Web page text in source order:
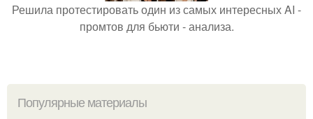
Решила протестировать один из самых интересных AI -
промтов для бьюти - анализа.
Популярные материалы